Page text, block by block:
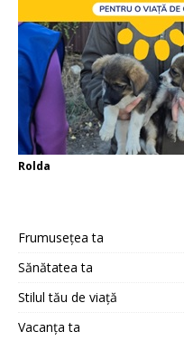
Rolda
Frumusețea ta
Sănătatea ta
Stilul tău de viață
Vacanța ta